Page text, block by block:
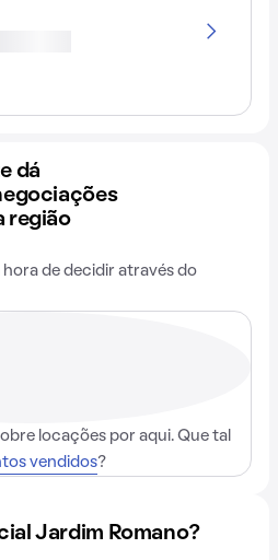
dá
região
hora de decidir através do
locações por aqui. Que tal
vendidos?
Jardim Romano?